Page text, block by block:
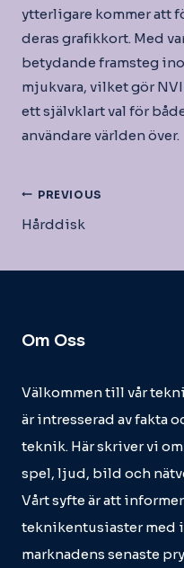
ytterligare kommer att
deras grafikkort. Med
betydande framsteg
mjukvara, vilket gör
ett självklart val för
användare världen över.
PREVIOUS
Hårddisk
Om Oss
Välkommen till vår
är intresserad av fakta
teknik. Här skriver vi
spel, ljud, bild och
Vårt syfte är att
teknikentusiaster med
marknadens senaste